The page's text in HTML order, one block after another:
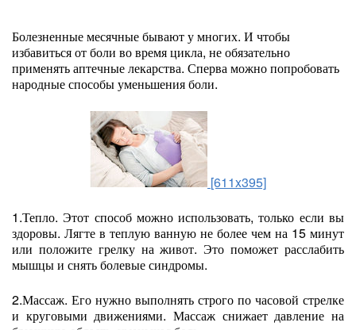
Болезненные месячные бывают у многих. И чтобы
избавиться от боли во время цикла, не обязательно
применять аптечные лекарства. Сперва можно попробовать
народные способы уменьшения боли.
[611x395]
1.Тепло. Этот способ можно использовать, только если вы
здоровы. Лягте в теплую ванную не более чем на 15 минут
или положите грелку на живот. Это поможет расслабить
мышцы и снять болевые синдромы.
2.Массаж. Его нужно выполнять строго по часовой стрелке
и круговыми движениями. Массаж снижает давление на